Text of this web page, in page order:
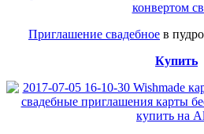
Приглашение свадебное в
Купить